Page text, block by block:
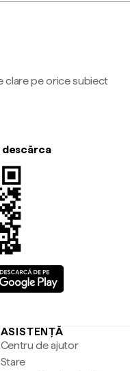
clare pe orice subiect
descărca
ASISTENȚĂ
Centru de ajutor
Stare